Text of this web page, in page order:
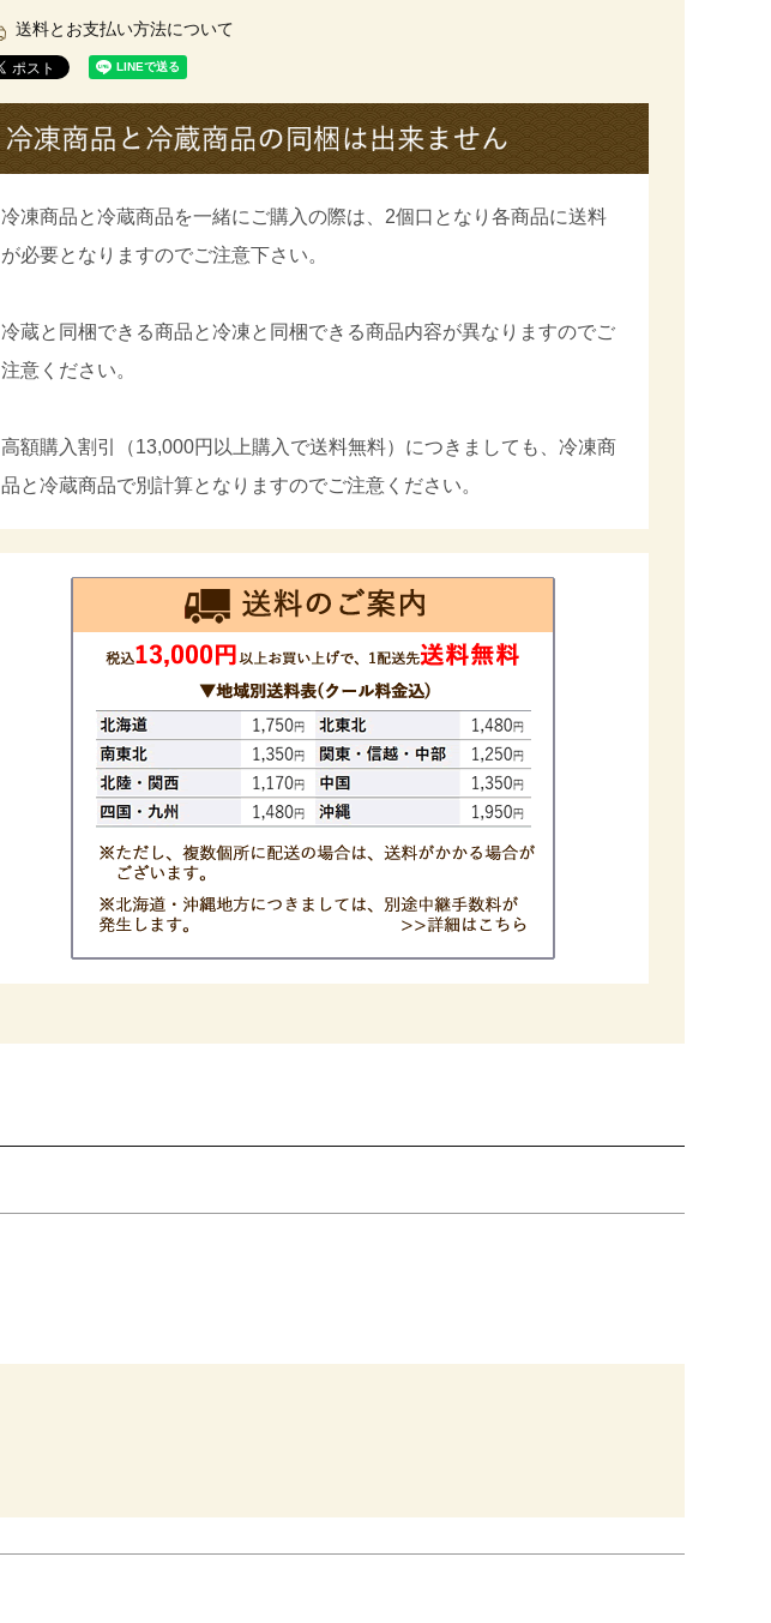
送料とお支払い方法について
冷凍商品と冷蔵商品を一緒にご購入の際は、2個口となり各商品に送料
が必要となりますのでご注意下さい。
冷蔵と同梱できる商品と冷凍と同梱できる商品内容が異なりますのでご
注意ください。
高額購入割引（13,000円以上購入で送料無料）につきましても、冷凍商
品と冷蔵商品で別計算となりますのでご注意ください。